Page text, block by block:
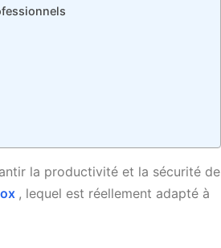
la productivité et la sécurité de
, lequel est réellement adapté à